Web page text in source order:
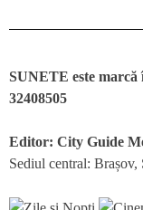
SUNETE este
32408505
Editor: City Guide
Sediul central: